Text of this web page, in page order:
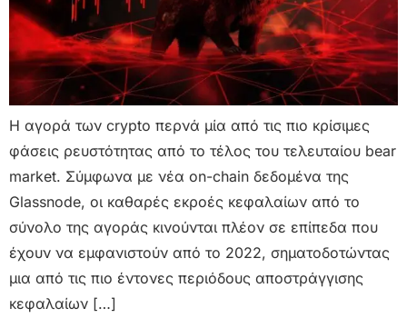
Η αγορά των crypto περνά μία από τις πιο κρίσιμες
φάσεις ρευστότητας από το τέλος του τελευταίου bear
market. Σύμφωνα με νέα on-chain δεδομένα της
Glassnode, οι καθαρές εκροές κεφαλαίων από το
σύνολο της αγοράς κινούνται πλέον σε επίπεδα που
έχουν να εμφανιστούν από το 2022, σηματοδοτώντας
μια από τις πιο έντονες περιόδους αποστράγγισης
κεφαλαίων […]